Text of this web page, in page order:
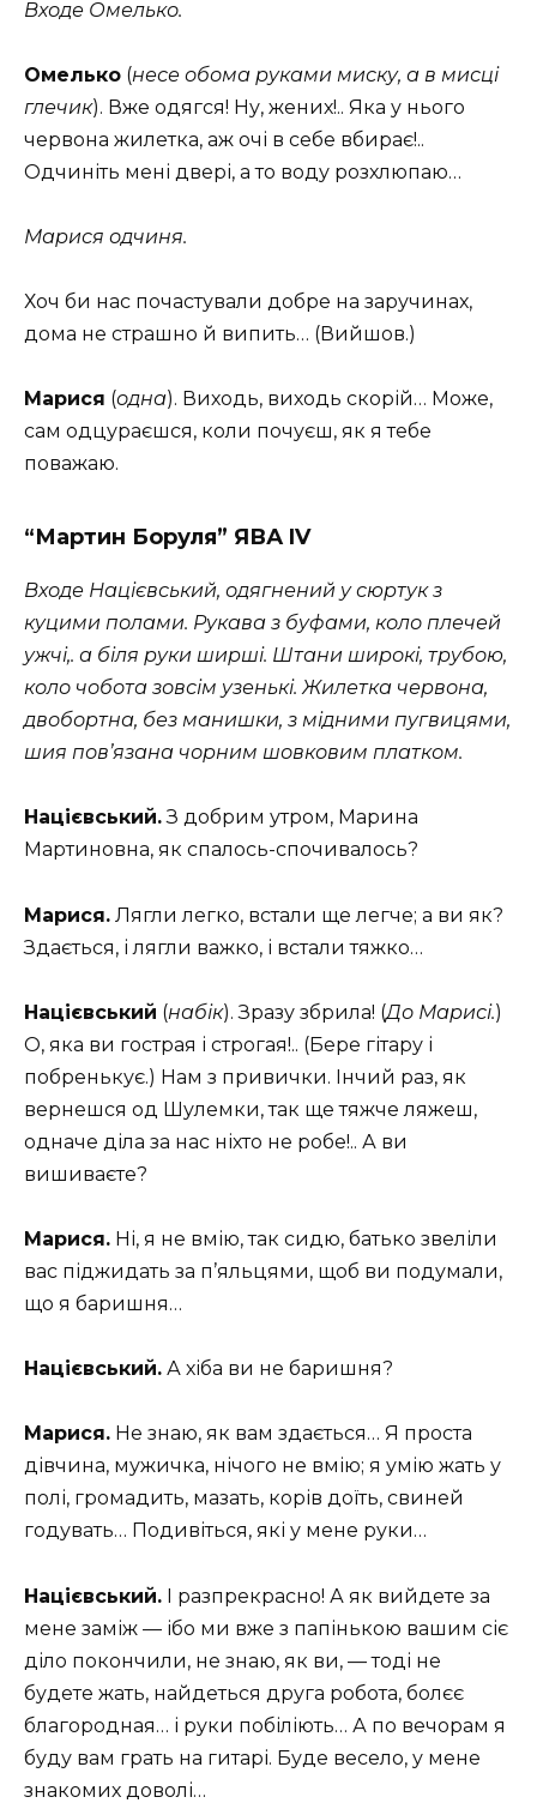
Входе Омелько.
Омелько (несе обома руками миску, а в мисці
глечик). Вже одягся! Ну, жених!.. Яка у нього
червона жилетка, аж очі в себе вбирає!..
Одчиніть мені двері, а то воду розхлюпаю…
Марися одчиня.
Хоч би нас почастували добре на заручинах,
дома не страшно й випить… (Вийшов.)
Марися (одна). Виходь, виходь скорій… Може,
сам одцураєшся, коли почуєш, як я тебе
поважаю.
“Мартин Боруля” ЯВА IV
Входе Націєвський, одягнений у сюртук з
куцими полами. Рукава з буфами, коло плечей
ужчі,. а біля руки ширші. Штани широкі, трубою,
коло чобота зовсім узенькі. Жилетка червона,
двобортна, без манишки, з мідними пугвицями,
шия пов’язана чорним шовковим платком.
Націєвський.З добрим утром, Марина
Мартиновна, як спалось-спочивалось?
Марися. Лягли легко, встали ще легче; а ви як?
Здається, і лягли важко, і встали тяжко…
Націєвський (набік). Зразу збрила! (До Марисі.)
О, яка ви гострая і строгая!.. (Бере гітару і
побренькує.) Нам з привички. Інчий раз, як
вернешся од Шулемки, так ще тяжче ляжеш,
одначе діла за нас ніхто не робе!.. А ви
вишиваєте?
Марися. Ні, я не вмію, так сидю, батько звеліли
вас піджидать за п’яльцями, щоб ви подумали,
що я баришня…
Націєвський. А хіба ви не баришня?
Марися. Не знаю, як вам здається… Я проста
дівчина, мужичка, нічого не вмію; я умію жать у
полі, громадить, мазать, корів доїть, свиней
годувать… Подивіться, які у мене руки…
Націєвський. І разпрекрасно! А як вийдете за
мене заміж — ібо ми вже з папінькою вашим сіє
діло покончили, не знаю, як ви, — тоді не
будете жать, найдеться друга робота, болєє
благородная… і руки побіліють… А по вечорам я
буду вам грать на гитарі. Буде весело, у мене
знакомих доволі…